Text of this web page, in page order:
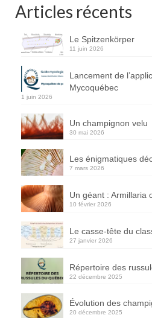
Articles récents
Le Spitzenkörper
11 juin 2026
Lancement de
Mycoquébec
1 juin 2026
Un champignon velu
30 mai 2026
Les énigmatiques
7 mars 2026
Un géant : Armillaria
10 février 2026
Le casse-tête du
27 janvier 2026
Répertoire des
22 décembre 2025
Évolution des
20 décembre 2025